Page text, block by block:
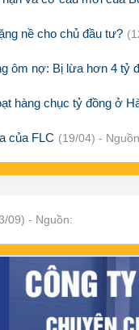
nề cho chủ đầu tư?
ôm nợ: Bị lừa hơn 4 tỷ
hàng chục tỷ đồng ở
của FLC (19/04) -
09) - Nguồn: